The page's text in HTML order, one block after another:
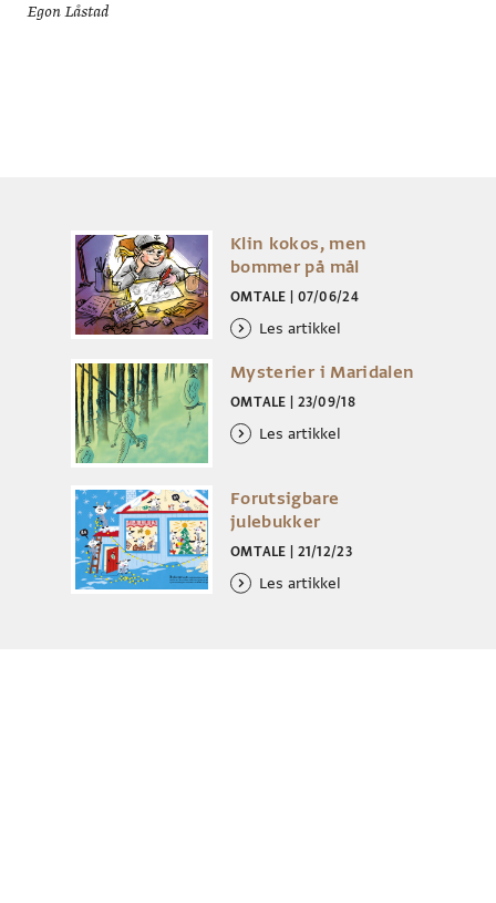
Egon Låstad
Klin kokos, men
bommer på mål
OMTALE 07/06/24
Les artikkel
Mysterier i Maridalen
OMTALE 23/09/18
Les artikkel
Forutsigbare
julebukker
OMTALE 21/12/23
Les artikkel